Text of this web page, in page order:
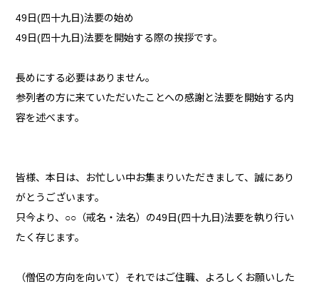
49日(四十九日)法要の始め
49日(四十九日)法要を開始する際の挨拶です。
長めにする必要はありません。
参列者の方に来ていただいたことへの感謝と法要を開始する内
容を述べます。
皆様、本日は、お忙しい中お集まりいただきまして、誠にあり
がとうございます。
只今より、○○（戒名・法名）の49日(四十九日)法要を執り行い
たく存じます。
（僧侶の方向を向いて）それではご住職、よろしくお願いした